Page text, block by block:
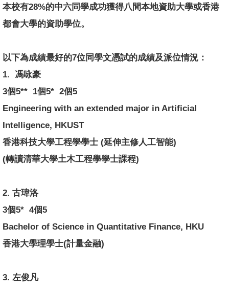
本校有28%的中六同學成功獲得八間本地資助大學或香港
都會大學的資助學位。
以下為成績最好的7位同學文憑試的成績及派位情況：
1. 馮咏豪
3個5** 1個5* 2個5
Engineering with an extended major in Artificial
Intelligence, HKUST
香港科技大學工程學學士 (延伸主修人工智能)
(轉讀清華大學土木工程學學士課程)
2. 古瑋洛
3個5* 4個5
Bachelor of Science in Quantitative Finance, HKU
香港大學理學士(計量金融)
3. 左俊凡